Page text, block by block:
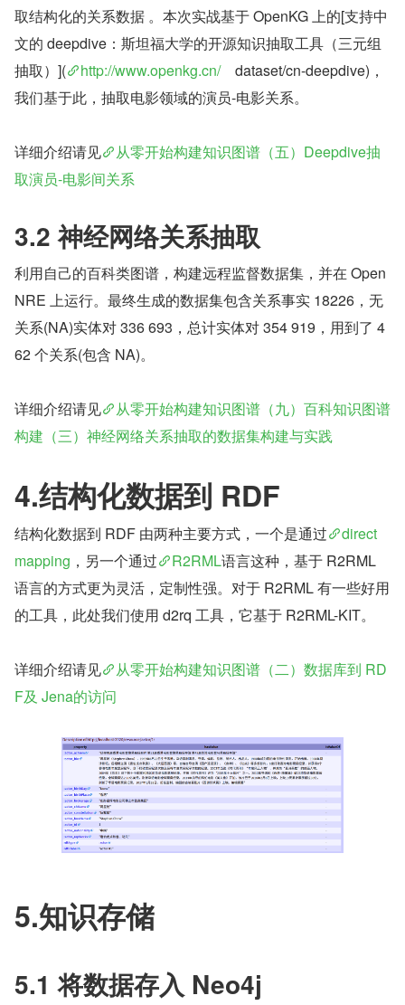
取结构化的关系数据 。本次实战基于 OpenKG 上的[支持中
文的 deepdive：斯坦福大学的开源知识抽取工具（三元组
抽取）](
http://www.openkg.cn/
    dataset/cn-deepdive)，
我们基于此，抽取电影领域的演员-电影关系。
详细介绍请见
从零开始构建知识图谱（五）Deepdive抽
取演员-电影间关系
3.2 神经网络关系抽取
利用自己的百科类图谱，构建远程监督数据集，并在 Open
NRE 上运行。最终生成的数据集包含关系事实 18226，无
关系(NA)实体对 336 693，总计实体对 354 919，用到了 4
62 个关系(包含 NA)。
详细介绍请见
从零开始构建知识图谱（九）百科知识图谱
构建（三）神经网络关系抽取的数据集构建与实践
4.结构化数据到 RDF
结构化数据到 RDF 由两种主要方式，一个是通过
direct
mapping ，另一个通过 R2RML语言这种，基于 R2RML
语言的方式更为灵活，定制性强。对于 R2RML 有一些好用
的工具，此处我们使用 d2rq 工具，它基于 R2RML-KIT。
详细介绍请见
从零开始构建知识图谱（二）数据库到 RD
F及 Jena的访问
5.知识存储
5.1 将数据存入 Neo4j